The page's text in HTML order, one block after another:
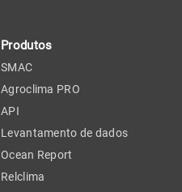
Produtos
SMAC
Agroclima PRO
API
Levantamento de dados
Ocean Report
Relclima